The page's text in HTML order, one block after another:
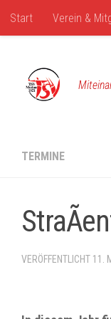
Zum Inhalt
Start Verein &
TERMINE
VERÖFFENTLICHT 11.